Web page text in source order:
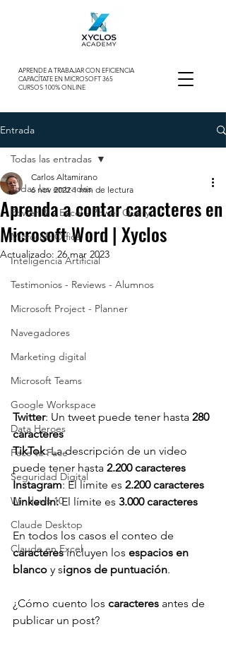
APRENDE A TRABAJAR CON EFICIENCIA
CAPACÍTATE EN MICROSOFT 365
CURSOS 100% ONLINE
Entrada
Todas las entradas
Power BI - Excel - Power Query
Microsoft Office
Inteligencia Artificial
Testimonios - Reviews - Alumnos
Microsoft Project - Planner
Navegadores
Marketing digital
Microsoft Teams
Google Workspace
Data Heroes
Face to Face
Seguridad Digital
Windows 10
Claude Desktop
Claude en Excel
Todas las entradas
Aprenda a contar caracteres en
Microsoft Word | Xyclos
Carlos Altamirano
6 nov 2022 1 min de lectura
Actualizado:26 mar 2023
Twitter: Un tweet puede tener hasta 280
caracteres
TikTok: La descripción de un video
puede tener hasta 2.200 caracteres
Instagram: El límite es 2.200 caracteres
LinkedIn: El límite es 3.000 caracteres
En todos los casos el conteo de
caracteres incluyen los espacios en
blanco y signos de puntuación.
¿Cómo cuento los caracteres antes de
publicar un post?